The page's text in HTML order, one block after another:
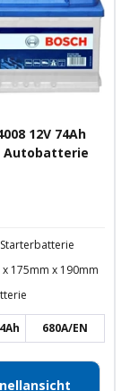
12V 74Ah
Autobatterie
175mm x 190mm
680A/EN